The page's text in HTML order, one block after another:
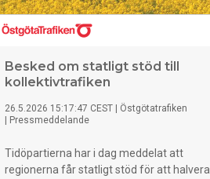
Besked om statligt stöd till
kollektivtrafiken
26.5.2026 15:17:47 CEST
Östgötatrafiken
Pressmeddelande
Tidöpartierna har i dag meddelat att
regionerna får statligt stöd för att halvera